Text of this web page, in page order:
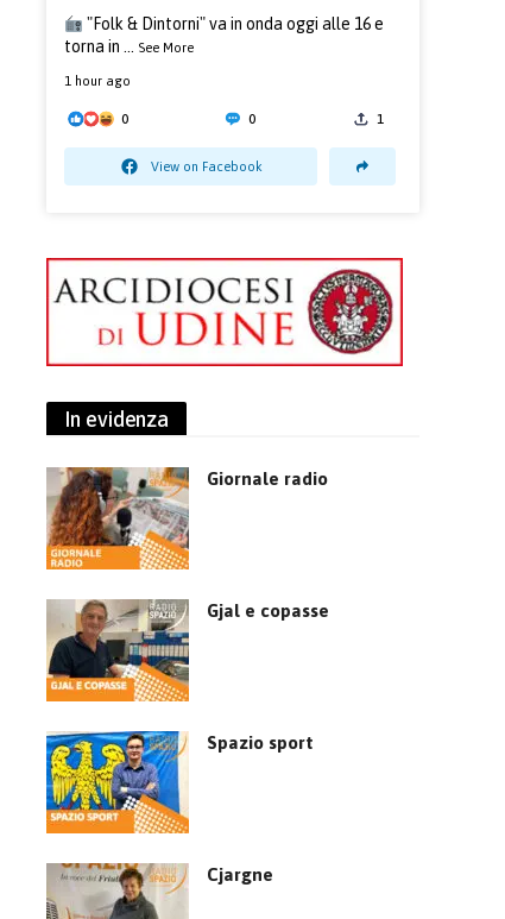
"Folk & Dintorni" va in onda oggi alle 16 e
torna in ... See More
1 hour ago
0 0 1
View on Facebook
In evidenza
Giornale radio
Gjal e copasse
Spazio sport
Cjargne